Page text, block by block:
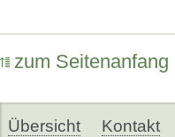
zum Seitenanfang
Übersicht Kontakt